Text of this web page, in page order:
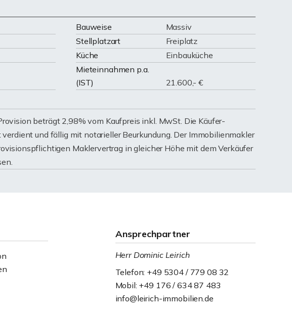
Bauweise
Massiv
Stellplatzart
Freiplatz
Küche Einbauküche
Mieteinnahmen p.a.
(IST)
21.600,- €
beträgt 2,98% vom Kaufpreis inkl. MwSt. Die Käufer-
verdient und fällig mit notarieller Beurkundung. Der Immobilienmakler
Maklervertrag in gleicher Höhe mit dem Verkäufer
Ansprechpartner
Herr Dominic Leirich
Telefon: +49 5304 / 779 08 32
Mobil: +49 176 / 634 87 483
info@leirich-immobilien.de